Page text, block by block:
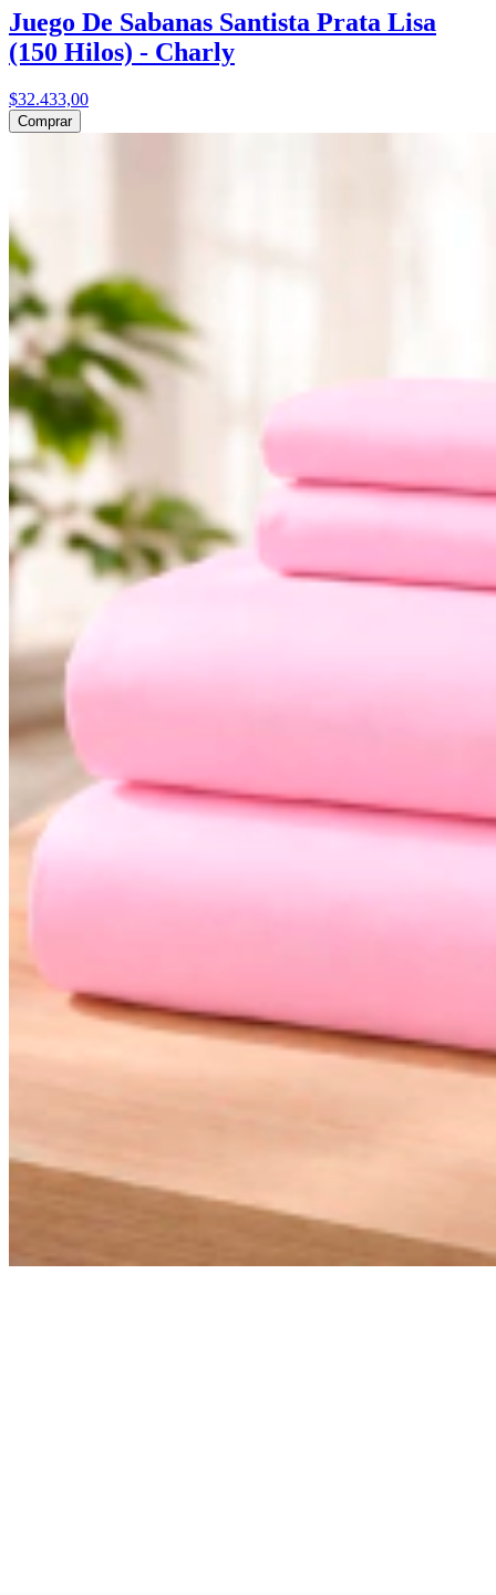
Juego De Sabanas Santista Prata Lisa
(150 Hilos) - Charly
$32.433,00
Comprar